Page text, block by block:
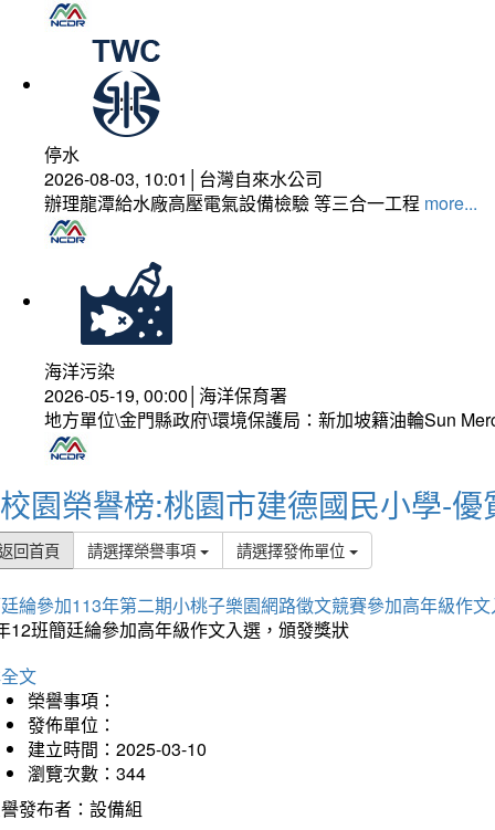
停水
2026-08-03, 10:01│台灣自來水公司
辦理龍潭給水廠高壓電氣設備檢驗 等三合一工程 more...
海洋污染
2026-05-19, 00:00│海洋保育署
地方單位\金門縣政府\環境保護局：新加坡籍油輪Sun
校園榮譽榜:桃園市建德國民小學-優
回首頁 請選擇榮譽事項 請選擇發佈單位
綸參加113年第二期小桃子樂園網路徵文競賽參加高年級作
12班簡廷綸參加高年級作文入選，頒發獎狀
文
榮譽事項：
發佈單位：
建立時間：2025-03-10
瀏覽次數：344
發布者：設備組